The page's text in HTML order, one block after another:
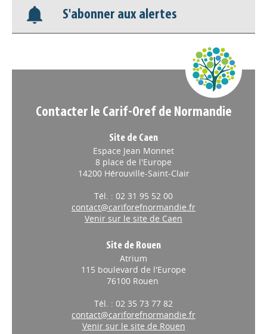
Nos veilles Scoop.it
S'abonner aux alertes
Contacter le Carif-Oref de Normandie
Site de Caen
Espace Jean Monnet
8 place de l'Europe
14200 Hérouville-Saint-Clair
Tél. : 02 31 95 52 00
contact@cariforefnormandie.fr
Venir sur le site de Caen
Site de Rouen
Atrium
115 boulevard de l'Europe
76100 Rouen
Tél. : 02 35 73 77 82
contact@cariforefnormandie.fr
Venir sur le site de Rouen